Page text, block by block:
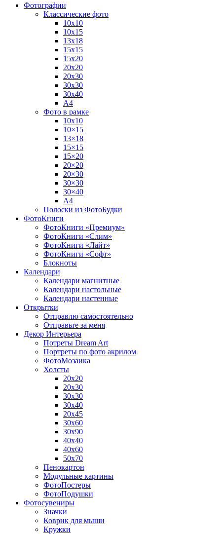
Фотографии
Классические фото
10х10
10х15
13х18
15х15
15х20
20х20
20х30
30х30
30х40
А4
Фото в рамке
10х10
10×15
13×18
15×15
15×20
20×20
20×30
30×30
30×40
A4
Полоски из ФотоБудки
ФотоКниги
ФотоКниги «Премиум»
ФотоКниги «Слим»
ФотоКниги «Лайт»
ФотоКниги «Софт»
Блокноты
Календари
Календари магнитные
Календари настольные
Календари настенные
Открытки
Отправлю самостоятельно
Отправьте за меня
Декор Интерьера
Потреты Dream Art
Портреты по фото акрилом
ФотоМозаика
Холсты
20х20
20х30
30х30
30х40
20х45
30х60
30х90
40х40
40х60
50х70
Пенокартон
Модульные картины
ФотоПостеры
ФотоПодушки
Фотоcувениры
Значки
Коврик для мыши
Кружки